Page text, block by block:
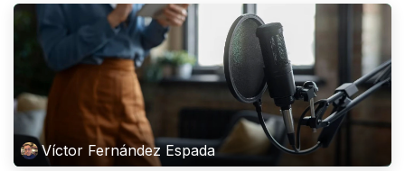
Víctor Fernández Espada